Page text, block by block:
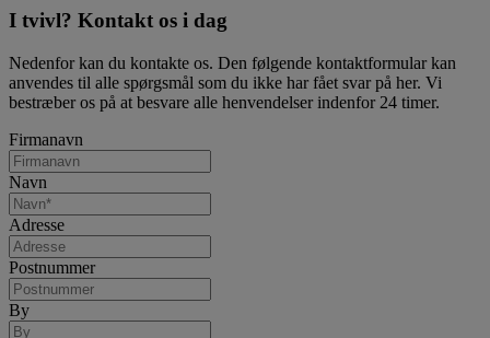
I tvivl? Kontakt os i dag
Nedenfor kan du kontakte os. Den følgende kontaktformular kan
anvendes til alle spørgsmål som du ikke har fået svar på her. Vi
bestræber os på at besvare alle henvendelser indenfor 24 timer.
Firmanavn
Navn
Adresse
Postnummer
By